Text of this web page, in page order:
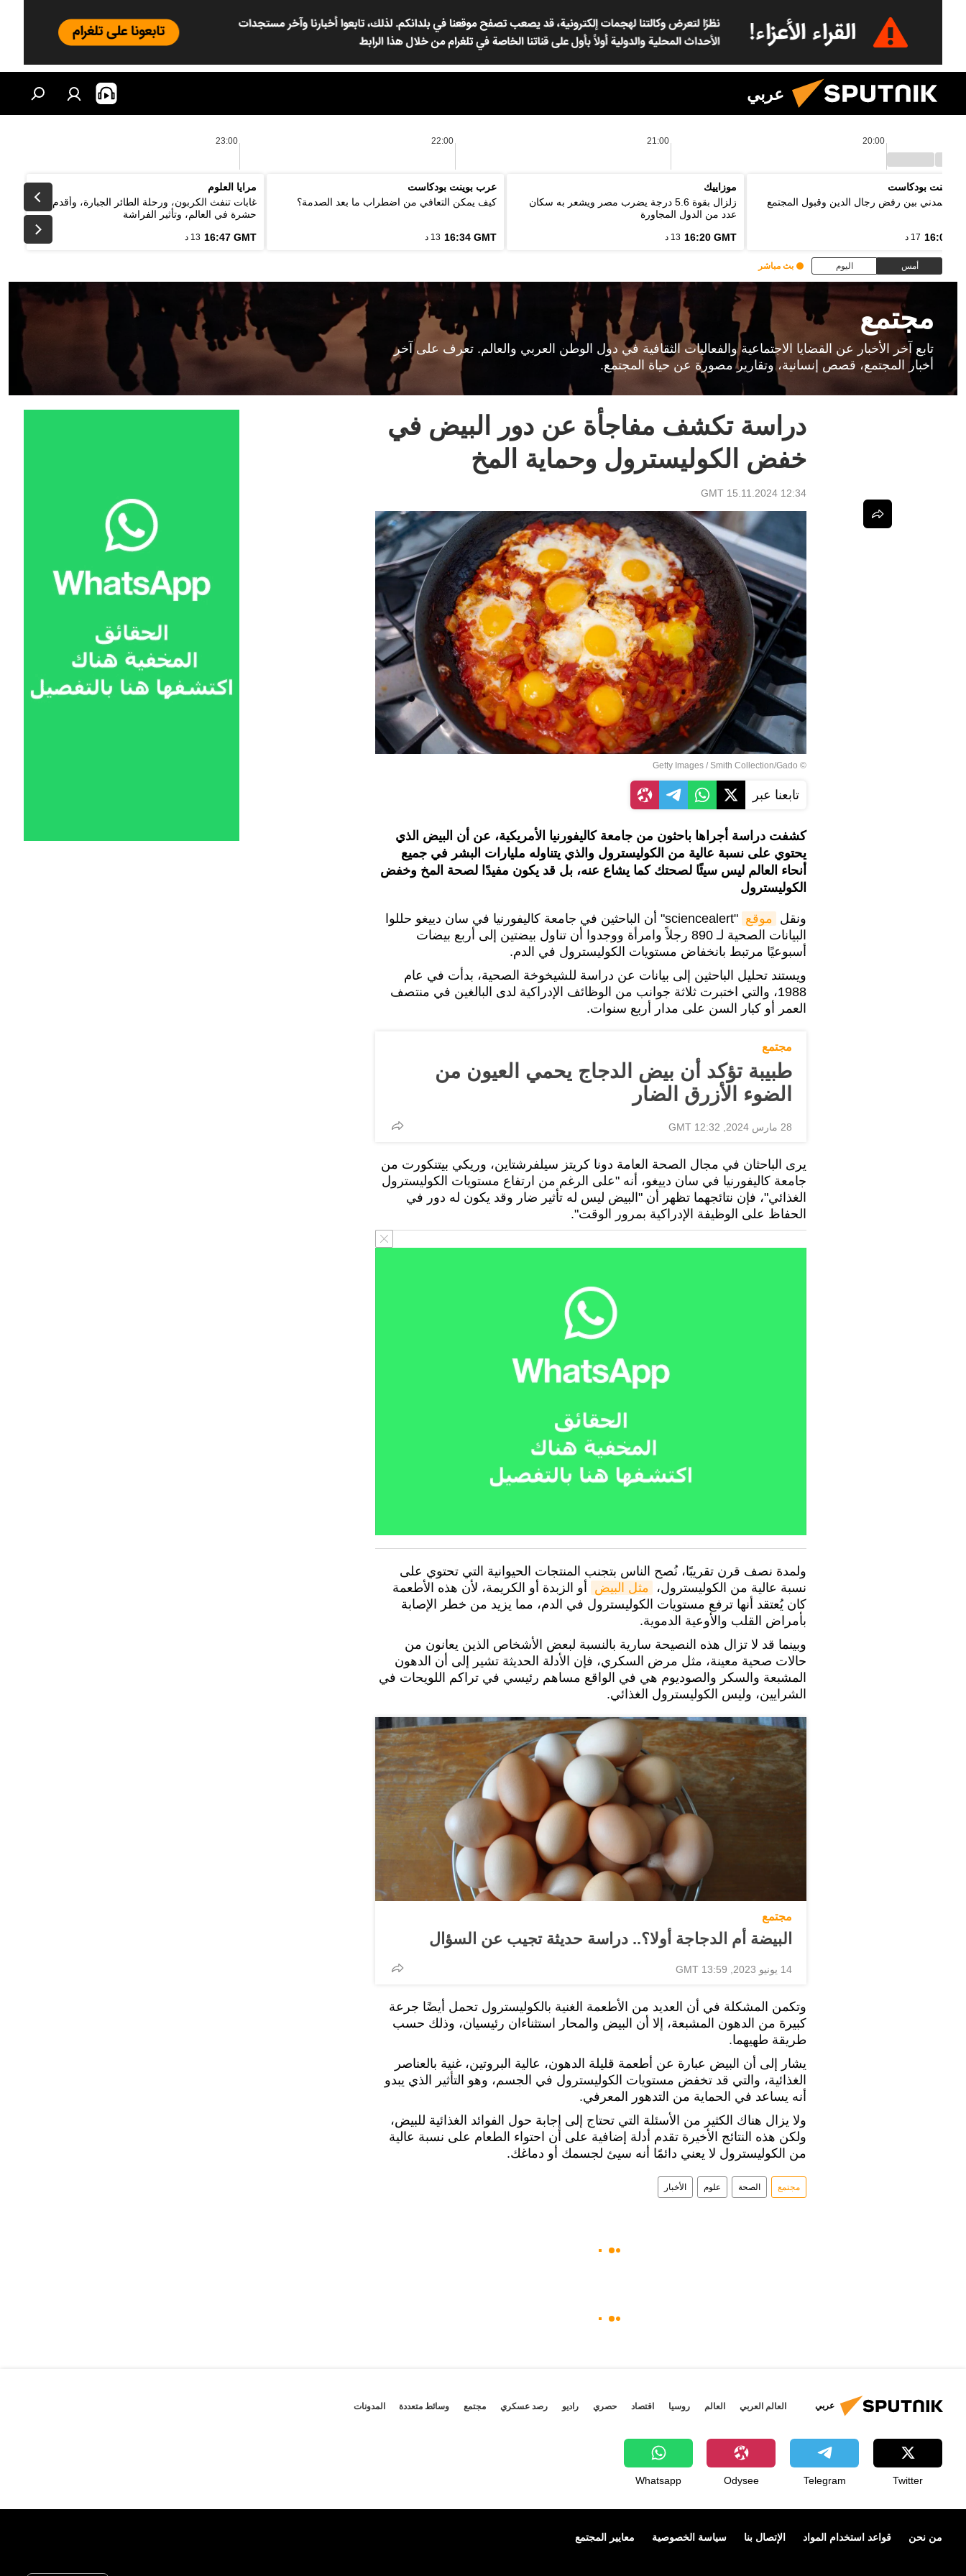
عربي
20:00
21:00
22:00
23:00
بوينت بودكاست
المدني بين رفض رجال الدين وقبول المجتمع
16:03 17 د
موزاييك
زلزال بقوة 5.6 درجة يضرب مصر ويشعر به سكان
عدد من الدول المجاورة
16:20 GMT 13 د
عرب بوينت بودكاست
كيف يمكن التعافي من اضطراب ما بعد الصدمة؟
16:34 GMT 13 د
مرايا العلوم
غابات تنفث الكربون، ورحلة الطائر الجبارة، وأقدم
حشرة في العالم، وتأثير الفراشة
16:47 GMT 13 د
أمس اليوم بث مباشر
مجتمع
تابع آخر الأخبار عن القضايا الاجتماعية والفعاليات الثقافية في دول الوطن العربي والعالم. تعرف على آخر
أخبار المجتمع، قصص إنسانية، وتقارير مصورة عن حياة المجتمع.
دراسة تكشف مفاجأة عن دور البيض في
خفض الكوليسترول وحماية المخ
12:34 GMT 15.11.2024
© Getty Images / Smith Collection/Gado
تابعنا عبر
كشفت دراسة أجراها باحثون من جامعة كاليفورنيا الأمريكية، عن أن البيض الذي
يحتوي على نسبة عالية من الكوليسترول والذي يتناوله مليارات البشر في جميع
أنحاء العالم ليس سيئًا لصحتك كما يشاع عنه، بل قد يكون مفيدًا لصحة المخ وخفض
الكوليسترول
ونقل موقع
"sciencealert" أن الباحثين في جامعة كاليفورنيا في سان دييغو حللوا
البيانات الصحية لـ 890 رجلاً وامرأة ووجدوا أن تناول بيضتين إلى أربع بيضات
أسبوعيًا مرتبط بانخفاض مستويات الكوليسترول في الدم.
ويستند تحليل الباحثين إلى بيانات عن دراسة للشيخوخة الصحية، بدأت في عام
1988، والتي اختبرت ثلاثة جوانب من الوظائف الإدراكية لدى البالغين في منتصف
العمر أو كبار السن على مدار أربع سنوات.
مجتمع
طبيبة تؤكد أن بيض الدجاج يحمي العيون من
الضوء الأزرق الضار
28 مارس 2024, 12:32 GMT
يرى الباحثان في مجال الصحة العامة دونا كريتز سيلفرشتاين، وريكي بيتنكورت من
جامعة كاليفورنيا في سان دييغو، أنه "على الرغم من ارتفاع مستويات الكوليسترول
الغذائي"، فإن نتائجهما تظهر أن "البيض ليس له تأثير ضار وقد يكون له دور في
الحفاظ على الوظيفة الإدراكية بمرور الوقت".
ولمدة نصف قرن تقريبًا، نُصح الناس بتجنب المنتجات الحيوانية التي تحتوي على
نسبة عالية من الكوليسترول،
مثل البيض أو الزبدة أو الكريمة، لأن هذه الأطعمة
كان يُعتقد أنها ترفع مستويات الكوليسترول في الدم، مما يزيد من خطر الإصابة
بأمراض القلب والأوعية الدموية.
وبينما قد لا تزال هذه النصيحة سارية بالنسبة لبعض الأشخاص الذين يعانون من
حالات صحية معينة، مثل مرض السكري، فإن الأدلة الحديثة تشير إلى أن الدهون
المشبعة والسكر والصوديوم هي في الواقع مساهم رئيسي في تراكم اللويحات في
الشرايين، وليس الكوليسترول الغذائي.
مجتمع
البيضة أم الدجاجة أولا؟.. دراسة حديثة تجيب عن السؤال
14 يونيو 2023, 13:59 GMT
وتكمن المشكلة في أن العديد من الأطعمة الغنية بالكوليسترول تحمل أيضًا جرعة
كبيرة من الدهون المشبعة، إلا أن البيض والمحار استثناءان رئيسيان، وذلك حسب
طريقة طهيهما.
يشار إلى أن البيض عبارة عن أطعمة قليلة الدهون، عالية البروتين، غنية بالعناصر
الغذائية، والتي قد تخفض مستويات الكوليسترول في الجسم، وهو التأثير الذي يبدو
أنه يساعد في الحماية من التدهور المعرفي.
ولا يزال هناك الكثير من الأسئلة التي تحتاج إلى إجابة حول الفوائد الغذائية للبيض،
ولكن هذه النتائج الأخيرة تقدم أدلة إضافية على أن احتواء الطعام على نسبة عالية
من الكوليسترول لا يعني دائمًا أنه سيئ لجسمك أو دماغك.
مجتمع الصحة علوم الأخبار
عربي العالم العربي العالم روسيا اقتصاد حصري راديو رصد عسكري مجتمع وسائط متعددة المدونات
Twitter
Telegram
Odysee
Whatsapp
من نحن قواعد استخدام المواد الإتصال بنا سياسة الخصوصية معايير المجتمع